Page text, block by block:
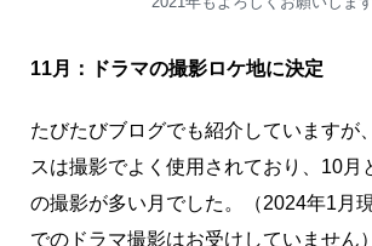
11月：ドラマの撮影ロケ地に決定
たびたびブログでも紹介していますが
スは撮影でよく使用されており、10月
の撮影が多い月でした。（2024年1月
でのドラマ撮影はお受けしていません）